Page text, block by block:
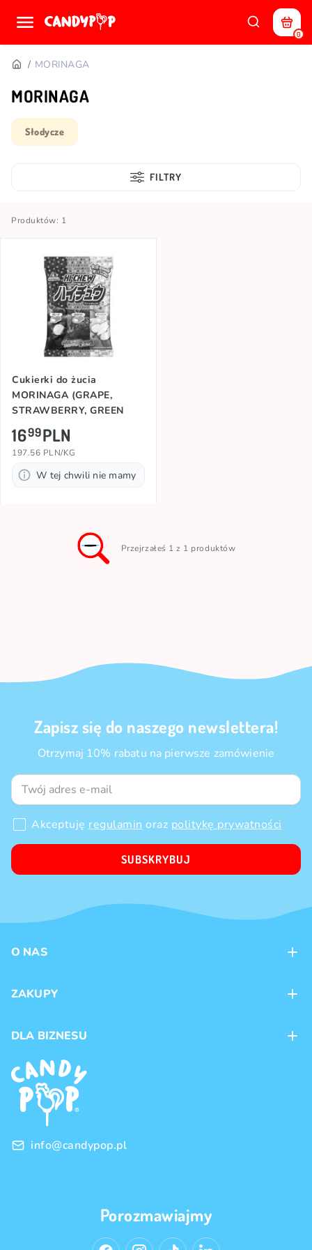
0
MORINAGA
MORINAGA
Słodycze
FILTRY
Produktów: 1
Cukierki do żucia
MORINAGA (GRAPE,
STRAWBERRY, GREEN
APPLE), 86g
1699PLN
197.56 PLN/KG
W tej chwili nie mamy
Przejrzałeś 1 z 1 produktów
Zapisz się do naszego newslettera!
Otrzymaj 10% rabatu na pierwsze zamówienie
Akceptuję regulamin oraz politykę prywatności
SUBSKRYBUJ
O NAS
Sklepy
ZAKUPY
Dostawa
Regulamin
Polityka prywatności
DLA BIZNESU
Franczyza
Handel hurtowy
info@candypop.pl
Porozmawiajmy